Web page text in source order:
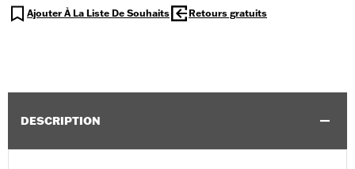
Ajouter À La Liste De Souhaits Retours gratuits
DESCRIPTION